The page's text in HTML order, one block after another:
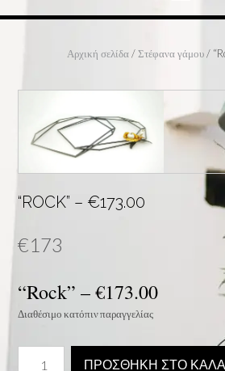
Αρχική σελίδα/Στέφανα γάμου/
“ROCK” – €173.00
€173
“Rock” –€173.00
Διαθέσιμο κατόπιν παραγγελίας
ΠΡΟΣΘΉΚΗ ΣΤΟ